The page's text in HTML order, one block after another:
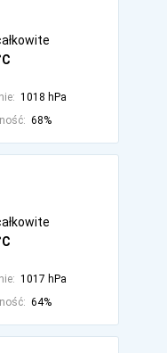
1018 hPa
68%
1017 hPa
64%